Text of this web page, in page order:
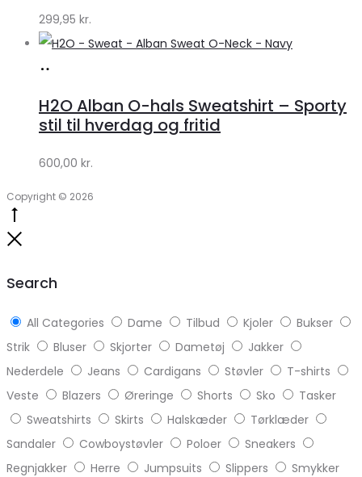
299,95 kr.
Lykke
Lykke
H2O Alban O-hals Sweatshirt – Sporty
stil til hverdag og fritid
600,00 kr.
Copyright © 2026
Search
All Categories Dame Tilbud Kjoler
Bukser
Strik
Bluser Skjorter Dametøj
Jakker
Nederdele
Jeans Cardigans Støvler
T-shirts
Veste
Blazers Øreringe Shorts Sko
Tasker
Sweatshirts
Skirts Halskæder
Tørklæder
Sandaler
Cowboystøvler Poloer
Sneakers
Regnjakker
Herre Jumpsuits Slippers
Smykker